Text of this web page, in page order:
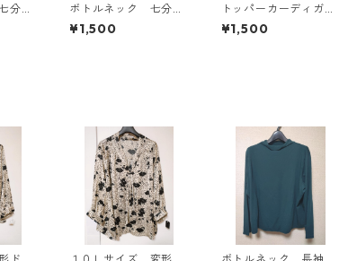
分袖
マ
ボトルネック 七分袖
カットソー ４Ｌ テ
ィールグリーン KAE
¥1,500
トッパーカーディガ
ン ４Ｌ グレー K
AE-4814
¥1,500